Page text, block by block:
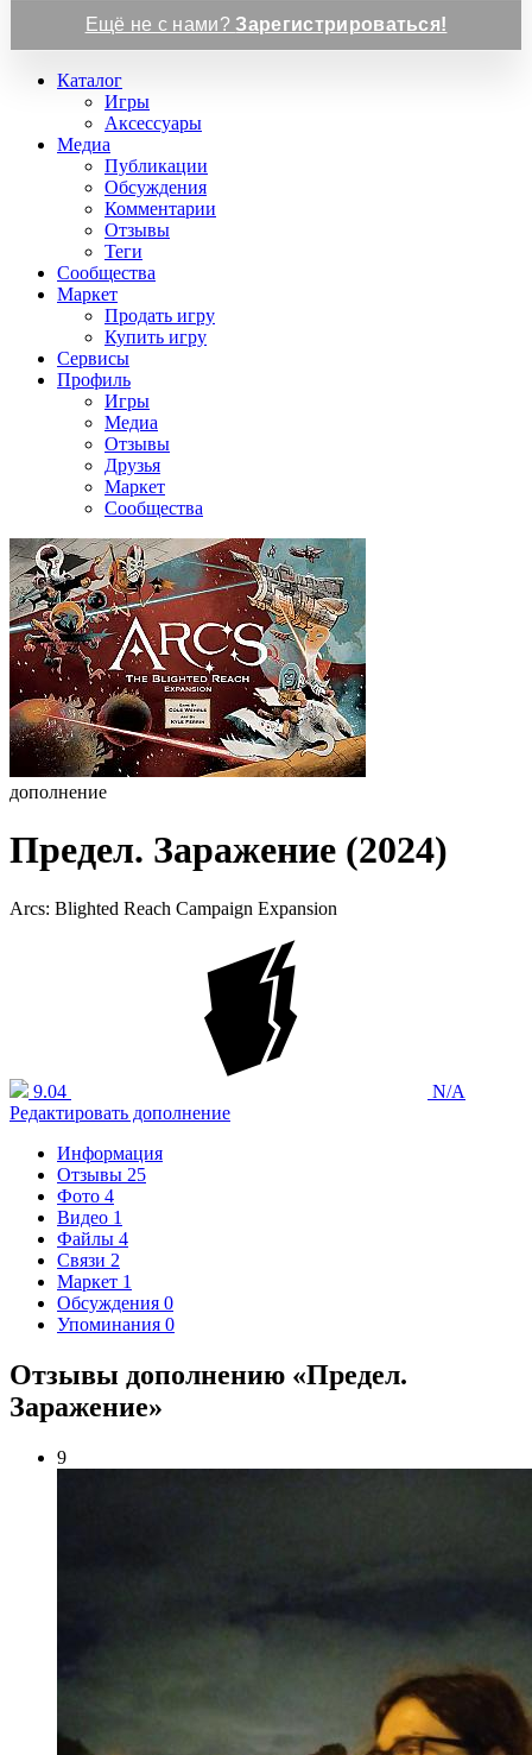
Ещё не с нами?Зарегистрироваться!
Каталог
Игры
Аксессуары
Медиа
Публикации
Обсуждения
Комментарии
Отзывы
Теги
Сообщества
Маркет
Продать игру
Купить игру
Сервисы
Профиль
Игры
Медиа
Отзывы
Друзья
Маркет
Сообщества
дополнение
Предел. Заражение (2024)
Arcs: Blighted Reach Campaign Expansion
9.04
N/A
Редактировать дополнение
Информация
Отзывы 25
Фото 4
Видео 1
Файлы 4
Связи 2
Маркет 1
Обсуждения 0
Упоминания 0
Отзывы дополнению «Предел.
Заражение»
9